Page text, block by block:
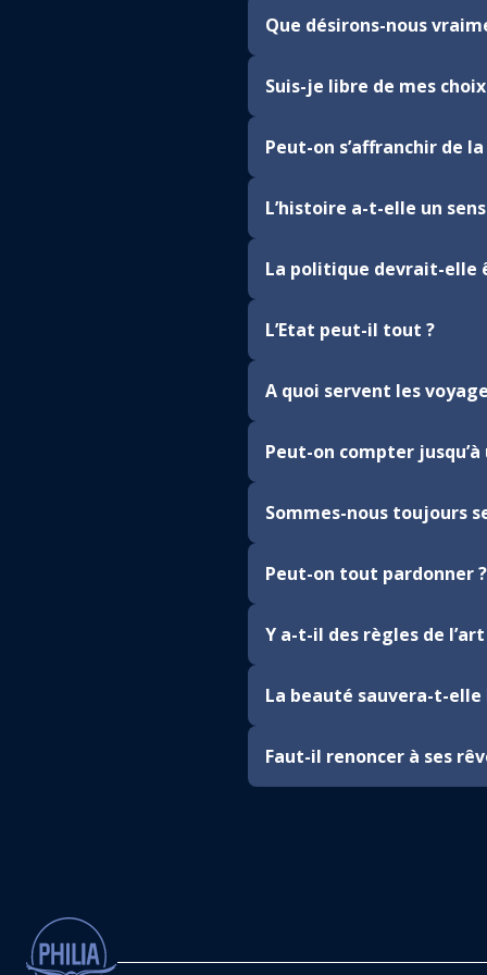
Que désirons-nous
Suis-je libre de mes
Peut-on s’affranchir de
L’histoire a-t-elle un
La politique devrait-elle
L’Etat peut-il tout ?
A quoi servent les
Peut-on compter jusqu’à
Sommes-nous toujours
Peut-on tout pardonner ?
Y a-t-il des règles de l’art
La beauté sauvera-t-elle
Faut-il renoncer à ses